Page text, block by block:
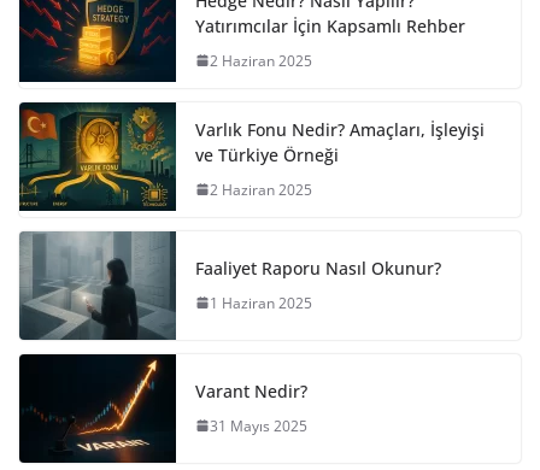
Yatırımcılar İçin Kapsamlı Rehber
2 Haziran 2025
Varlık Fonu Nedir? Amaçları, İşleyişi
ve Türkiye Örneği
2 Haziran 2025
Faaliyet Raporu Nasıl Okunur?
1 Haziran 2025
Varant Nedir?
31 Mayıs 2025